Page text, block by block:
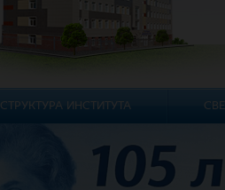
СТРУКТУРА ИНСТИТУТА